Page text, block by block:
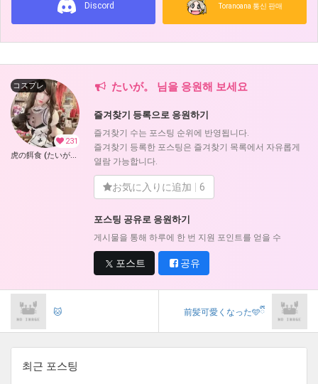
Discord Toranoana 통신 판매
231
コスプレ
虎の餌食 (たいが。)
たいが。 님을 응원해 보세요
즐겨찾기 등록으로 응원하기
즐겨찾기 수는 포스팅 순위에 반영됩니다.
즐겨찾기 등록한 포스팅은 즐겨찾기 목록에서 자유롭게
열람 가능합니다.
お気に入りに追加 6
포스팅 공유로 응원하기
게시물을 통해 하루에 한 번 지원 포인트를 얻을 수
포스트 공유
🐱 前髪可愛くなった🩵ྀི
최근 포스팅